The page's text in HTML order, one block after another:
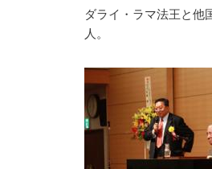
ダライ・ラマ法王と他
人。